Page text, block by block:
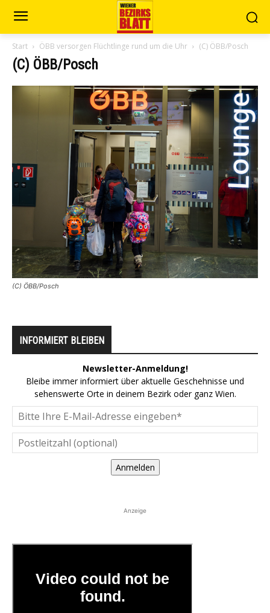
Start ÖBB versorgen Flüchtlinge rund um die Uhr (C) ÖBB/Posch
(C) ÖBB/Posch
(C) ÖBB/Posch
INFORMIERT BLEIBEN
Newsletter-Anmeldung!
Bleibe immer informiert über aktuelle Geschehnisse und
sehenswerte Orte in deinem Bezirk oder ganz Wien.
Anmelden
Anzeige